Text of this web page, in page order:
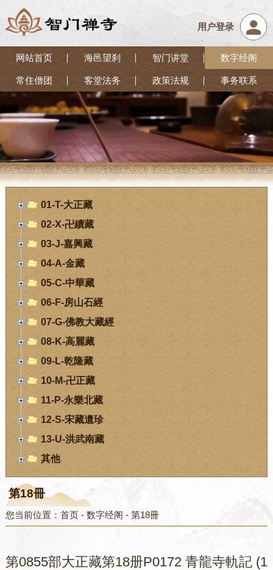
用户登录
网站首页 海邑望刹 智门讲堂 数字经阁
常住僧团 客堂法务 政策法规 事务联系
01-T-大正藏
02-X-卍續藏
03-J-嘉興藏
04-A-金藏
05-C-中華藏
06-F-房山石經
07-G-佛教大藏經
08-K-高麗藏
09-L-乾隆藏
10-M-卍正藏
11-P-永樂北藏
12-S-宋藏遺珍
13-U-洪武南藏
其他
第18冊
您当前位置： 首页- 数字经阁 - 第18冊
第0855部大正藏第18册P0172 青龍寺軌記 (1